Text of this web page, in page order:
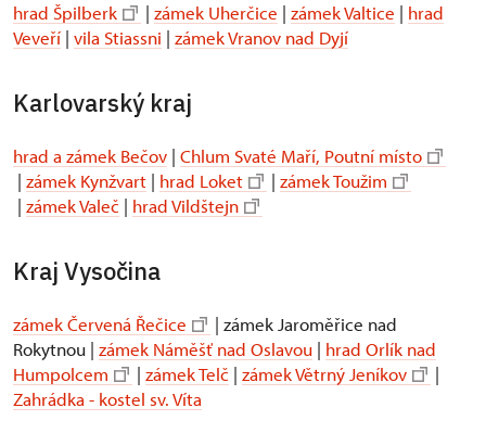
hrad Špilberk | zámek Uherčice | zámek Valtice | hrad
Veveří | vila Stiassni | zámek Vranov nad Dyjí
Karlovarský kraj
hrad a zámek Bečov | Chlum Svaté Maří, Poutní místo
| zámek Kynžvart | hrad Loket | zámek Toužim
| zámek Valeč | hrad Vildštejn
Kraj Vysočina
zámek Červená Řečice
| zámek Jaroměřice nad
Rokytnou | zámek Náměšť nad Oslavou | hrad Orlík nad
Humpolcem
| zámek Telč | zámek Větrný Jeníkov
|
Zahrádka - kostel sv. Víta